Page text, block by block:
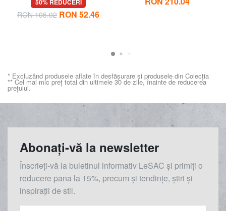
50% REDUCERI
RON 105.02 RON 52.46
farmec gărgăriță
* Excluzând produsele aflate în desfășurare și produsele din Colecția
** Cel mai mic preț total din ultimele 30 de zile, înainte de reducerea
prețului.
Abonați-vă la newsletter
Înscrieți-vă la buletinul informativ LeSAC și primiți o
reducere pana la 15%, precum și tendințe, știri și
inspirații de stil.